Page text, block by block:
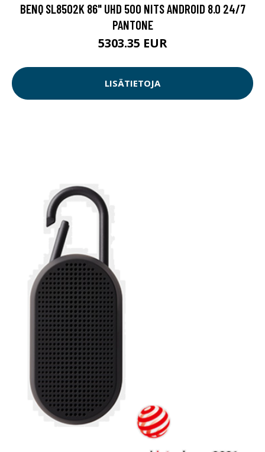
BENQ SL8502K 86" UHD 500 NITS ANDROID 8.0 24/7
PANTONE
5303.35 EUR
LISÄTIETOJA